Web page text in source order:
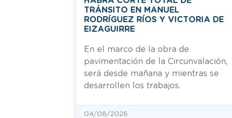
TRÁNSITO EN MANUEL
RODRÍGUEZ RÍOS Y VICTORIA DE
EIZAGUIRRE
En el marco de la obra de
pavimentación de la Circunvalación,
será desde mañana y mientras se
desarrollen los trabajos.
04/08/2026